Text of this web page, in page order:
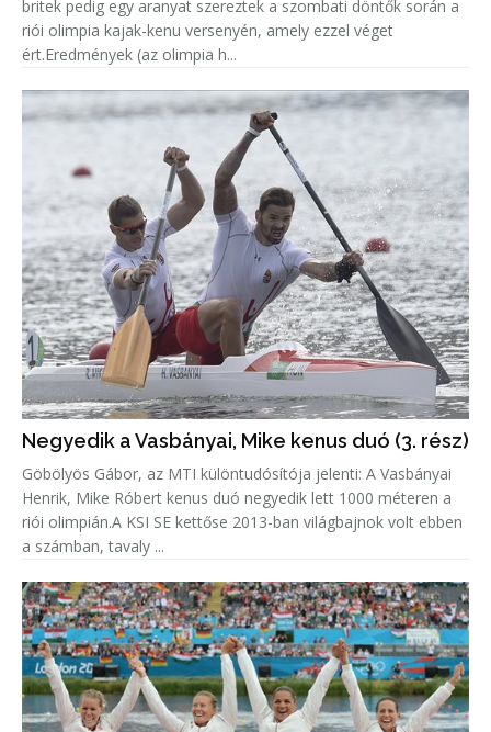
britek pedig egy aranyat szereztek a szombati döntők során a
riói olimpia kajak-kenu versenyén, amely ezzel véget
ért.Eredmények (az olimpia h...
Negyedik a Vasbányai, Mike kenus duó (3. rész)
Göbölyös Gábor, az MTI különtudósítója jelenti: A Vasbányai
Henrik, Mike Róbert kenus duó negyedik lett 1000 méteren a
riói olimpián.A KSI SE kettőse 2013-ban világbajnok volt ebben
a számban, tavaly ...